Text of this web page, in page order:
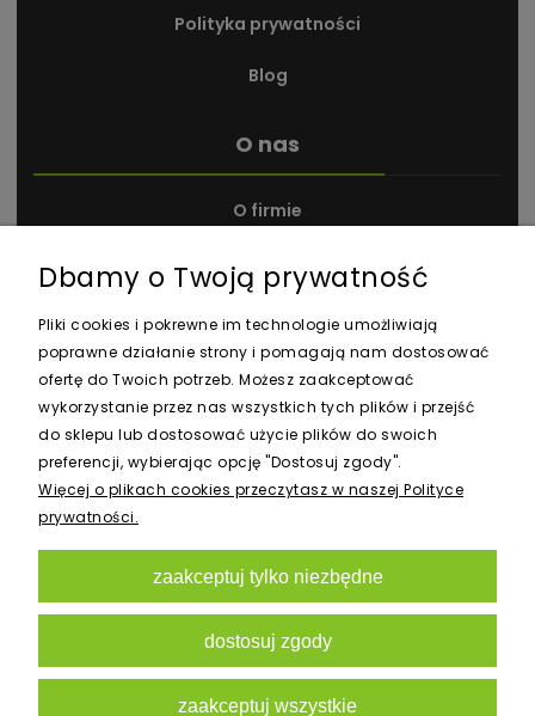
Polityka prywatności
Blog
O nas
O firmie
Kontakt i dane firmy
Nagrody i wyróżnienia
Newsletter
Dbamy o Twoją prywatność
Pliki cookies i pokrewne im technologie umożliwiają
poprawne działanie strony i pomagają nam dostosować
ofertę do Twoich potrzeb. Możesz zaakceptować
wykorzystanie przez nas wszystkich tych plików i przejść
do sklepu lub dostosować użycie plików do swoich
preferencji, wybierając opcję "Dostosuj zgody".
Więcej o plikach cookies przeczytasz w naszej Polityce
prywatności.
zaakceptuj tylko niezbędne
dostosuj zgody
zaakceptuj wszystkie